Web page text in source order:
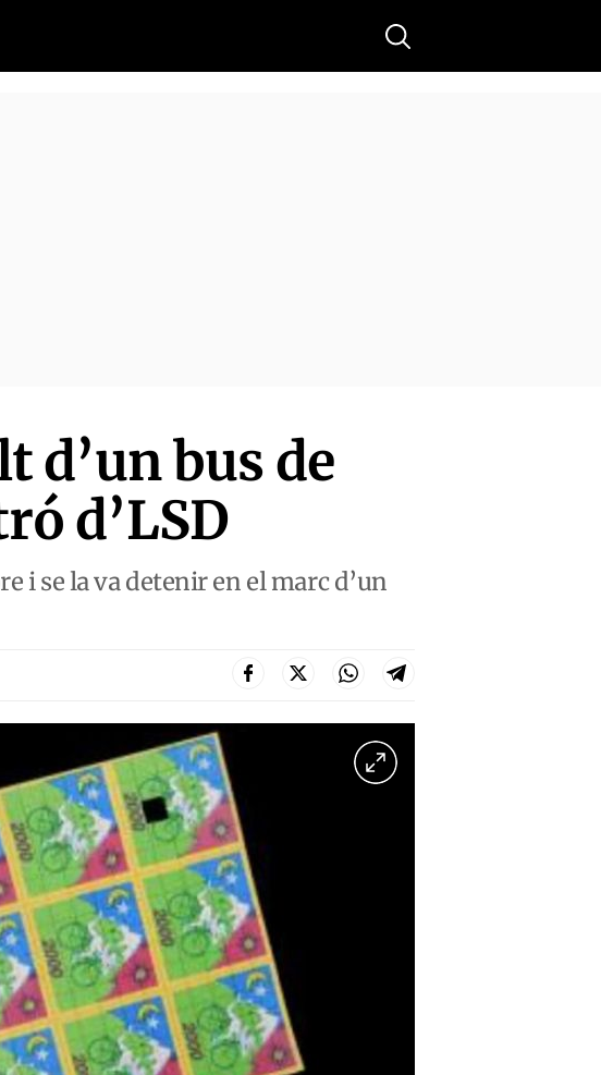
Buscar
d’un bus de
d’LSD
i se la va detenir en el marc d’un